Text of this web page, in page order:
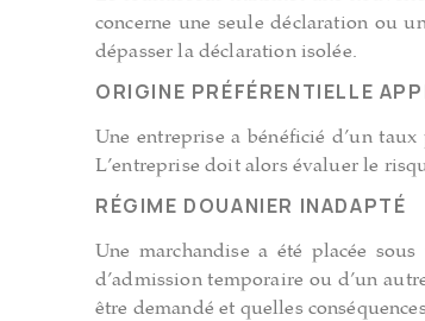
concerne une seule déclaration ou
dépasser la déclaration isolée.
ORIGINE PRÉFÉRENTIELLE
Une entreprise a bénéficié d’un
L’entreprise doit alors évaluer le
RÉGIME DOUANIER INADAPTÉ
Une marchandise a été placée
d’admission temporaire ou d’un
être demandé et quelles